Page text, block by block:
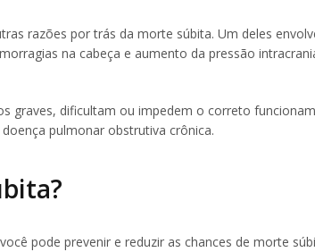
razões por trás da morte súbita. Um deles
na cabeça e aumento da pressão
graves, dificultam ou impedem o correto
pulmonar obstrutiva crônica.
pode prevenir e reduzir as chances de morte